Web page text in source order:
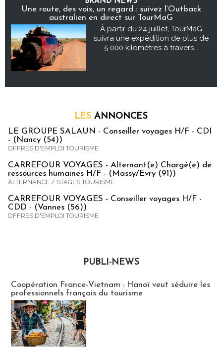
Une route, des voix, un regard : suivez l’Outback
australien en direct sur TourMaG
À partir du 24 juillet, TourMaG
suivra une expédition de plus de
5 000 kilomètres à travers...
LES ANNONCES
LE GROUPE SALAUN - Conseiller voyages H/F - CDI
- (Nancy (54))
OFFRES D'EMPLOI TOURISME
CARREFOUR VOYAGES - Alternant(e) Chargé(e) de
ressources humaines H/F - (Massy/Evry (91))
ALTERNANCE / STAGES TOURISME
CARREFOUR VOYAGES - Conseiller voyages H/F -
CDD - (Vannes (56))
OFFRES D'EMPLOI TOURISME
PUBLI-NEWS
Coopération France-Vietnam : Hanoï veut séduire les
professionnels français du tourisme